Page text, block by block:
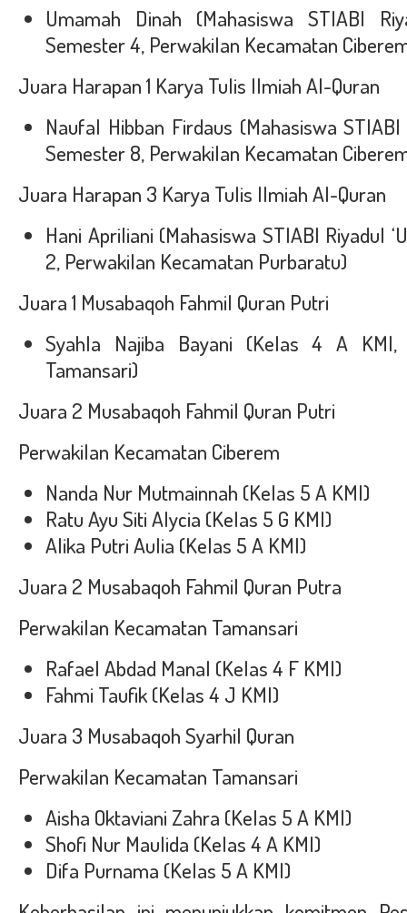
Umamah Dinah (Mahasiswa STIABI
Semester 4, Perwakilan Kecamatan
Juara Harapan 1 Karya Tulis Ilmiah Al-Quran
Naufal Hibban Firdaus (Mahasiswa
Semester 8, Perwakilan Kecamatan
Juara Harapan 3 Karya Tulis Ilmiah Al-Quran
Hani Apriliani (Mahasiswa STIABI Riyadul
2, Perwakilan Kecamatan Purbaratu)
Juara 1 Musabaqoh Fahmil Quran Putri
Syahla Najiba Bayani (Kelas 4 A KMI,
Tamansari)
Juara 2 Musabaqoh Fahmil Quran Putri
Perwakilan Kecamatan Ciberem
Nanda Nur Mutmainnah (Kelas 5 A KMI)
Ratu Ayu Siti Alycia (Kelas 5 G KMI)
Alika Putri Aulia (Kelas 5 A KMI)
Juara 2 Musabaqoh Fahmil Quran Putra
Perwakilan Kecamatan Tamansari
Rafael Abdad Manal (Kelas 4 F KMI)
Fahmi Taufik (Kelas 4 J KMI)
Juara 3 Musabaqoh Syarhil Quran
Perwakilan Kecamatan Tamansari
Aisha Oktaviani Zahra (Kelas 5 A KMI)
Shofi Nur Maulida (Kelas 4 A KMI)
Difa Purnama (Kelas 5 A KMI)